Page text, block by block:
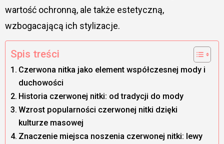
wartość ochronną, ale także estetyczną,
wzbogacającą ich stylizacje.
Spis treści
Czerwona nitka jako element współczesnej mody i
duchowości
Historia czerwonej nitki: od tradycji do mody
Wzrost popularności czerwonej nitki dzięki
kulturze masowej
Znaczenie miejsca noszenia czerwonej nitki: lewy